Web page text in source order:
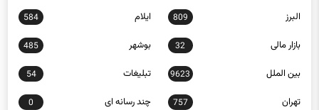
البرز 809 ایلام 584
بازار مالی 32 بوشهر 485
بین الملل 9623 تبلیغات 54
تهران 757 چند رسانه ای 0